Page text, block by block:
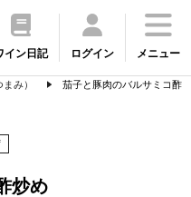
イン日記 ログイン メニュー
み）
茄子と豚肉のバルサミコ酢
炒め